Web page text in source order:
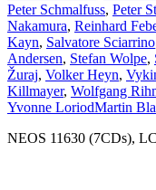
Peter Schmalfuss, Peter
Nakamura, Reinhard
Kayn, Salvatore Sciarrino
Andersen, Stefan Wolpe,
Žuraj, Volker Heyn,
Killmayer, Wolfgang
Yvonne LoriodMartin
NEOS 11630 (7CDs),